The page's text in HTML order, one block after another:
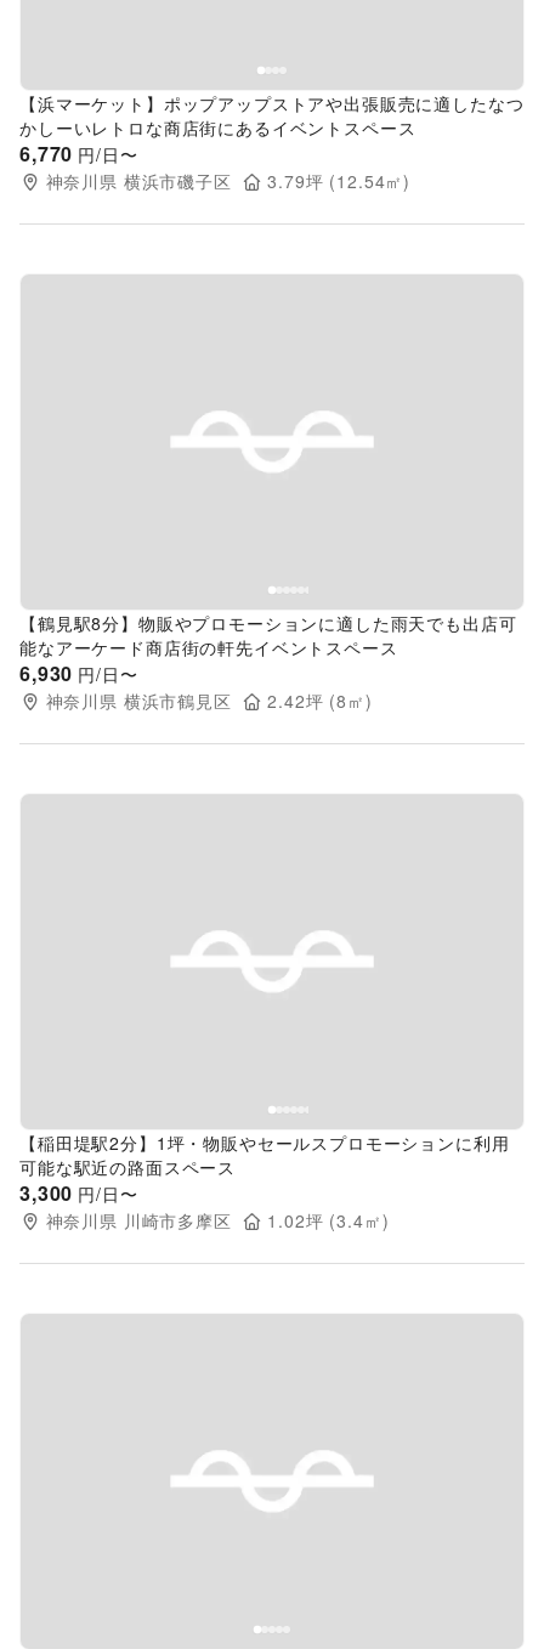
【浜マーケット】ポップアップストアや出張販売に適したなつ
かしーいレトロな商店街にあるイベントスペース
6,770 円/日〜
神奈川県 横浜市磯子区 3.79坪 (12.54㎡)
Previous slide
【鶴見駅8分】物販やプロモーションに適した雨天でも出店可
能なアーケード商店街の軒先イベントスペース
6,930 円/日〜
神奈川県 横浜市鶴見区 2.42坪 (8 ㎡)
Previous slide
【稲田堤駅2分】1坪・物販やセールスプロモーションに利用
可能な駅近の路面スペース
3,300 円/日〜
神奈川県 川崎市多摩区 1.02坪 (3.4㎡)
Previous slide